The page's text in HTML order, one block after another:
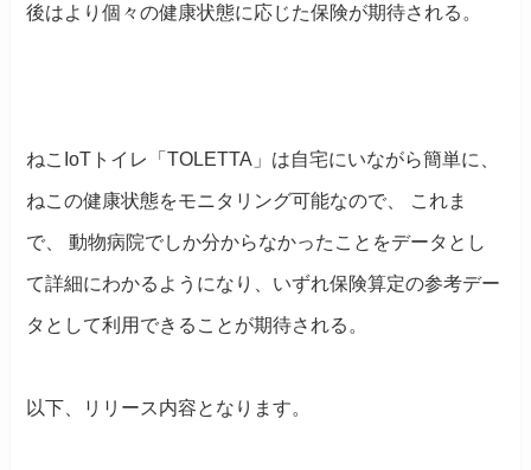
後はより個々の健康状態に応じた保険が期待される。
ねこ IoT トイレ「TOLETTA 」は自宅にいながら簡単に、
ねこの健康状態をモニタリング可能なので、 これま
で、 動物病院でしか分からなかったことをデータとし
て詳細にわかるようになり、いずれ保険算定の参考デー
タとして利用できることが期待される。
以下、リリース内容となります。